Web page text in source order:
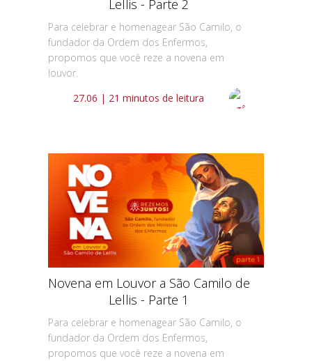
Lellis - Parte 2
Para celebrar e homenagear São Camilo, o
fundador da Ordem dos Enfermos,
propomos que você reze a novena em
louvor.
27.06 | 21 minutos de leitura
Novena em Louvor a São Camilo de
Lellis - Parte 1
Para celebrar e homenagear São Camilo, o
fundador da Ordem dos Enfermos,
propomos que você reze a novena em